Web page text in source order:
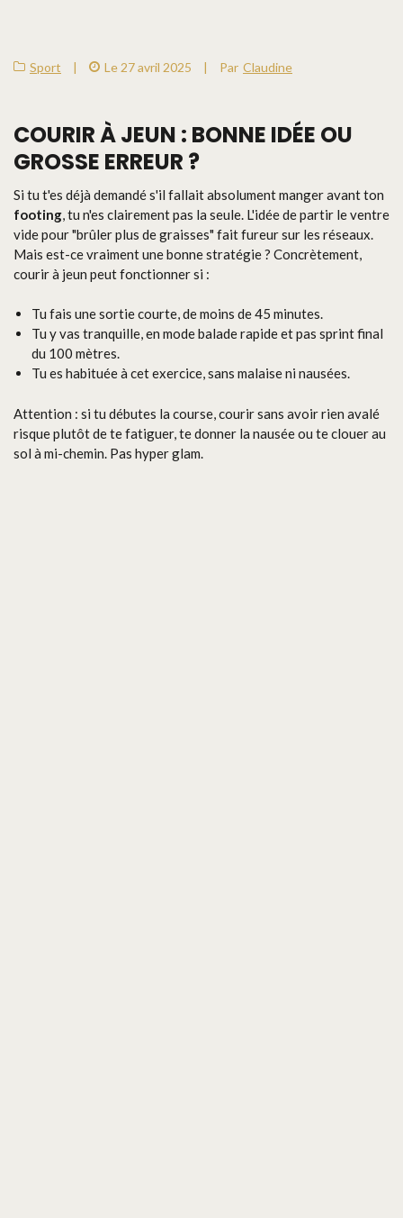
Sport | Le 27 avril 2025 | Par Claudine
COURIR À JEUN : BONNE IDÉE OU
GROSSE ERREUR ?
Si tu t'es déjà demandé s'il fallait absolument manger avant ton
footing, tu n'es clairement pas la seule. L'idée de partir le ventre
vide pour "brûler plus de graisses" fait fureur sur les réseaux.
Mais est-ce vraiment une bonne stratégie ? Concrètement,
courir à jeun peut fonctionner si :
Tu fais une sortie courte, de moins de 45 minutes.
Tu y vas tranquille, en mode balade rapide et pas sprint final
du 100 mètres.
Tu es habituée à cet exercice, sans malaise ni nausées.
Attention : si tu débutes la course, courir sans avoir rien avalé
risque plutôt de te fatiguer, te donner la nausée ou te clouer au
sol à mi-chemin. Pas hyper glam.